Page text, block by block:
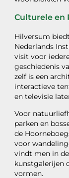
Culturele en
Hilversum
Nederlands
visit voor
geschiedenis
zelf is een
interactieve
en televisie
Voor
parken en
de
voor
vindt men in
kunstgalerijen
vormen.